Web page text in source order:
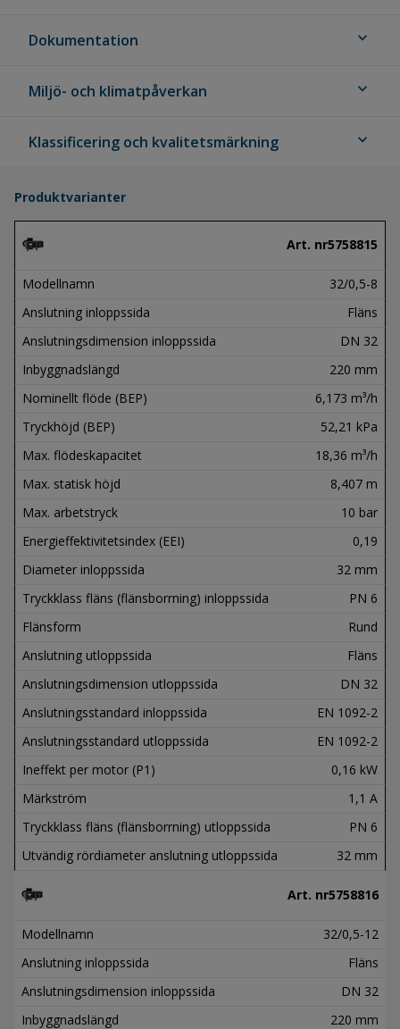
Dokumentation expand_more
Miljö- och klimatpåverkan expand_more
Klassificering och kvalitetsmärkning expand_more
Produktvarianter
Art. nr5758815
Modellnamn
32/0,5-8
Anslutning inloppssida
Fläns
Anslutningsdimension inloppssida
DN 32
Inbyggnadslängd
220 mm
Nominellt flöde (BEP)
6,173 m³/h
Tryckhöjd (BEP)
52,21 kPa
Max. flödeskapacitet
18,36 m³/h
Max. statisk höjd
8,407 m
Max. arbetstryck
10 bar
Energieffektivitetsindex (EEI)
0,19
Diameter inloppssida
32 mm
Tryckklass fläns (flänsborrning) inloppssida
PN 6
Flänsform
Rund
Anslutning utloppssida
Fläns
Anslutningsdimension utloppssida
DN 32
Anslutningsstandard inloppssida
EN 1092-2
Anslutningsstandard utloppssida
EN 1092-2
Ineffekt per motor (P1)
0,16 kW
Märkström
1,1 A
Tryckklass fläns (flänsborrning) utloppssida
PN 6
Utvändig rördiameter anslutning utloppssida
32 mm
Art. nr5758816
Modellnamn
32/0,5-12
Anslutning inloppssida
Fläns
Anslutningsdimension inloppssida
DN 32
Inbyggnadslängd
220 mm